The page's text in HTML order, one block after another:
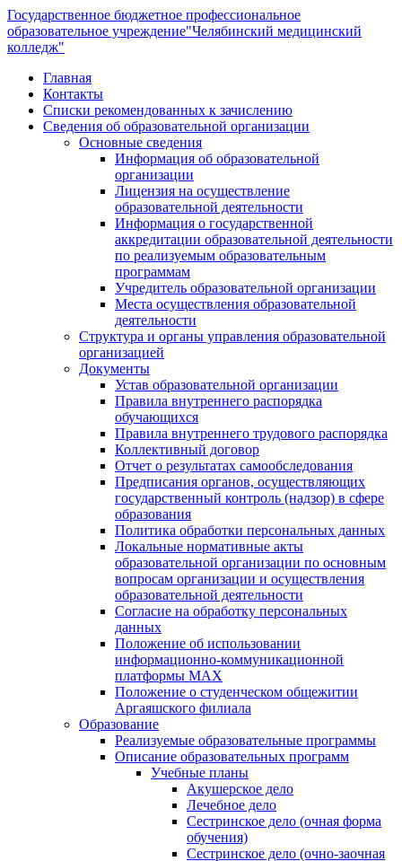
Государственное бюджетное профессиональное
образовательное учреждение"Челябинский медицинский
колледж"
Главная
Контакты
Списки рекомендованных к зачислению
Сведения об образовательной организации
Основные сведения
Информация об образовательной
организации
Лицензия на осуществление
образовательной деятельности
Информация о государственной
аккредитации образовательной деятельности
по реализуемым образовательным
программам
Учредитель образовательной организации
Места осуществления образовательной
деятельности
Структура и органы управления образовательной
организацией
Документы
Устав образовательной организации
Правила внутреннего распорядка
обучающихся
Правила внутреннего трудового распорядка
Коллективный договор
Отчет о результатах самообследования
Предписания органов, осуществляющих
государственный контроль (надзор) в сфере
образования
Политика обработки персональных данных
Локальные нормативные акты
образовательной организации по основным
вопросам организации и осуществления
образовательной деятельности
Согласие на обработку персональных
данных
Положение об использовании
информационно-коммуникационной
платформы MAX
Положение о студенческом общежитии
Аргаяшского филиала
Образование
Реализуемые образовательные программы
Описание образовательных программ
Учебные планы
Акушерское дело
Лечебное дело
Сестринское дело (очная форма
обучения)
Сестринское дело (очно-заочная